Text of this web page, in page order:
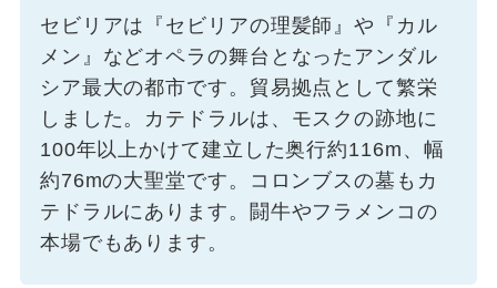
セビリアは『セビリアの理髪師』や『カル
メン』などオペラの舞台となったアンダル
シア最大の都市です。貿易拠点として繁栄
しました。カテドラルは、モスクの跡地に
100年以上かけて建立した奥行約116m、幅
約76mの大聖堂です。コロンブスの墓もカ
テドラルにあります。闘牛やフラメンコの
本場でもあります。